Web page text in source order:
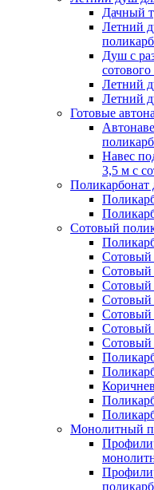
Дачный
Летний
Душ с
Летний
Летний
Готовые
Навес
3,5 м с
Поликарбонат
Сотовый
Сотовый
Сотовый
Сотовый
Сотовый
Сотовый
Сотовый
Сотовый
Монолитный